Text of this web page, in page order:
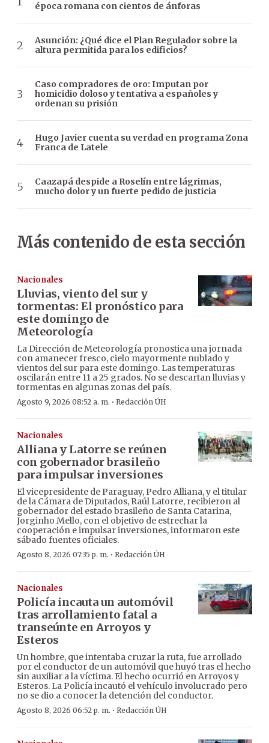
época romana con cientos de ánforas
Asunción: ¿Qué dice el Plan Regulador sobre la
altura permitida para los edificios?
Caso compradores de oro: Imputan por
homicidio doloso y tentativa a españoles y
ordenan su prisión
Hugo Javier cuenta su verdad en programa Zona
Franca de Latele
Caazapá despide a Roselín entre lágrimas,
mucho dolor y un fuerte pedido de justicia
Más contenido de esta sección
Nacionales
Lluvias, viento del sur y
tormentas: El pronóstico para
este domingo de
Meteorología
La Dirección de Meteorología pronostica una jornada
con amanecer fresco, cielo mayormente nublado y
vientos del sur para este domingo. Las temperaturas
oscilarán entre 11 a 25 grados. No se descartan lluvias y
tormentas en algunas zonas del país.
Agosto 9, 2026 08:52 a. m. · Redacción ÚH
Nacionales
Alliana y Latorre se reúnen
con gobernador brasileño
para impulsar inversiones
El vicepresidente de Paraguay, Pedro Alliana, y el titular
de la Cámara de Diputados, Raúl Latorre, recibieron al
gobernador del estado brasileño de Santa Catarina,
Jorginho Mello, con el objetivo de estrechar la
cooperación e impulsar inversiones, informaron este
sábado fuentes oficiales.
Agosto 8, 2026 07:35 p. m. · Redacción ÚH
Nacionales
Policía incauta un automóvil
tras arrollamiento fatal a
transeúnte en Arroyos y
Esteros
Un hombre, que intentaba cruzar la ruta, fue arrollado
por el conductor de un automóvil que huyó tras el hecho
sin auxiliar a la víctima. El hecho ocurrió en Arroyos y
Esteros. La Policía incautó el vehículo involucrado pero
no se dio a conocer la detención del conductor.
Agosto 8, 2026 06:52 p. m. · Redacción ÚH